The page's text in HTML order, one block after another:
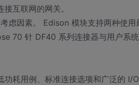
互联网的网关。
虑因素。 Edison 模块支持两种使用
70 针 DF40 系列连接器与用户系
耗用例、标准连接选项和广泛的 I/